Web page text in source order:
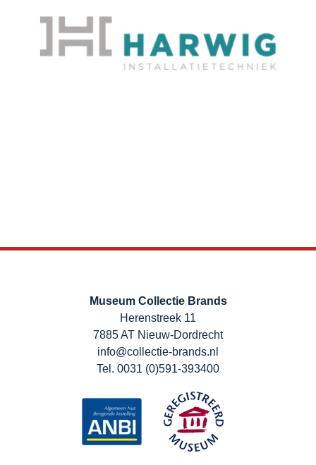
Museum Collectie Brands
Herenstreek 11
7885 AT Nieuw-Dordrecht
info@collectie-brands.nl
Tel. 0031 (0)591-393400